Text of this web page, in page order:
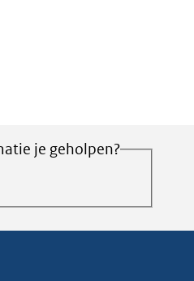
je geholpen?